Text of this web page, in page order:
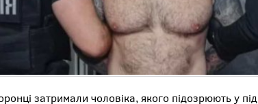
затримали чоловіка, якого підозрюють у